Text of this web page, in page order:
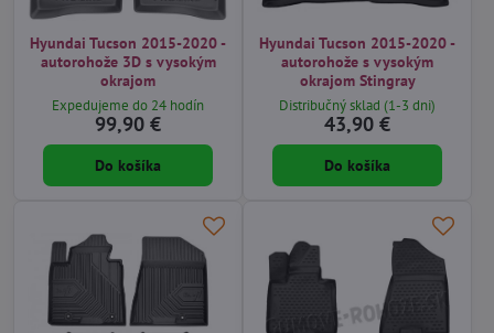
Hyundai Tucson 2015-2020 -
autorohože 3D s vysokým
okrajom
Expedujeme do 24 hodín
99,90 €
Do košíka
Hyundai Tucson 2015-2020 -
autorohože s vysokým
okrajom Stingray
Distribučný sklad (1-3 dni)
43,90 €
Do košíka